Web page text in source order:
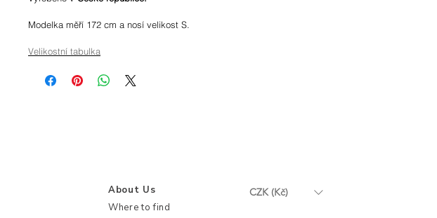
Modelka měří 172 cm a nosí velikost S.
Velikostní tabulka
About Us
Where to find
CZK (Kč)